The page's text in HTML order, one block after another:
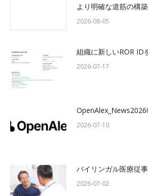
より明確な道筋の構築
2026-08-05
組織に新しいROR ID
2026-07-17
2026-07-10
バイリンガル医療従
2026-07-02